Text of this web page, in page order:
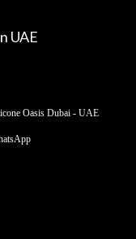
UAE
Oasis Dubai - UAE